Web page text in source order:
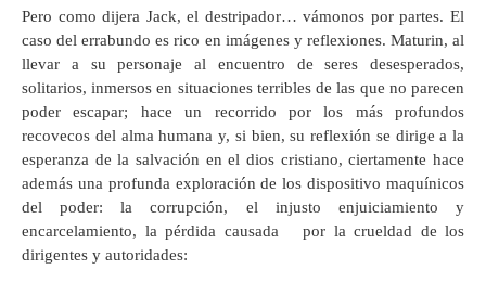
Pero como dijera Jack, el destripador… vámonos por partes. El
caso del errabundo es rico en imágenes y reflexiones. Maturin, al
llevar a su personaje al encuentro de seres desesperados,
solitarios, inmersos en situaciones terribles de las que no parecen
poder escapar; hace un recorrido por los más profundos
recovecos del alma humana y, si bien, su reflexión se dirige a la
esperanza de la salvación en el dios cristiano, ciertamente hace
además una profunda exploración de los dispositivo maquínicos
del poder: la corrupción, el injusto enjuiciamiento y
encarcelamiento, la pérdida causada por la crueldad de los
dirigentes y autoridades: